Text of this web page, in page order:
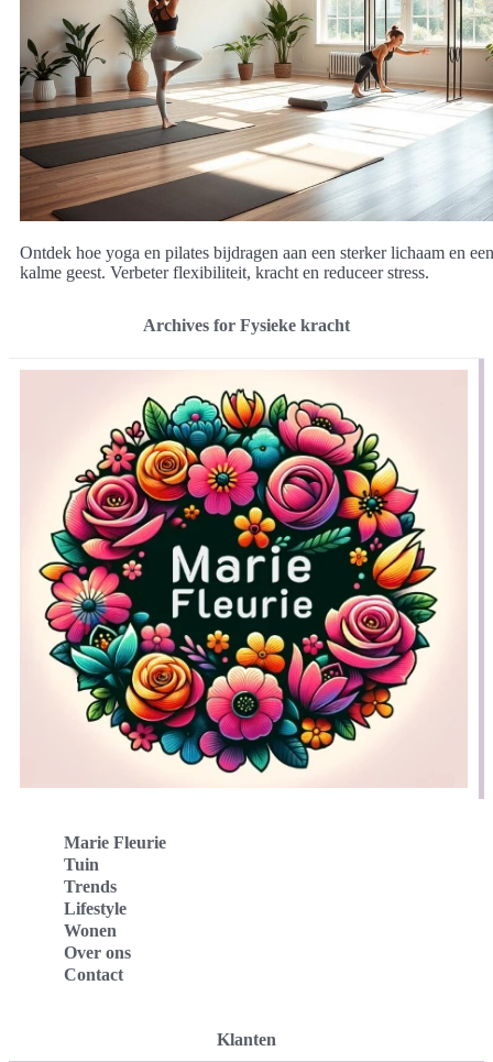
Ontdek hoe yoga en pilates bijdragen aan een sterker lichaam en een
kalme geest. Verbeter flexibiliteit, kracht en reduceer stress.
Archives for Fysieke kracht
Marie Fleurie
Tuin
Trends
Lifestyle
Wonen
Over ons
Contact
Klanten